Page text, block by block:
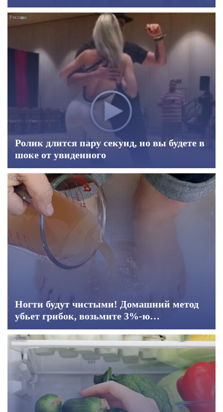
Ролик длится пару секунд, но вы будете в
шоке от увиденного
Ногти будут чистыми! Домашний метод
убьет грибок, возьмите 3%-ю…